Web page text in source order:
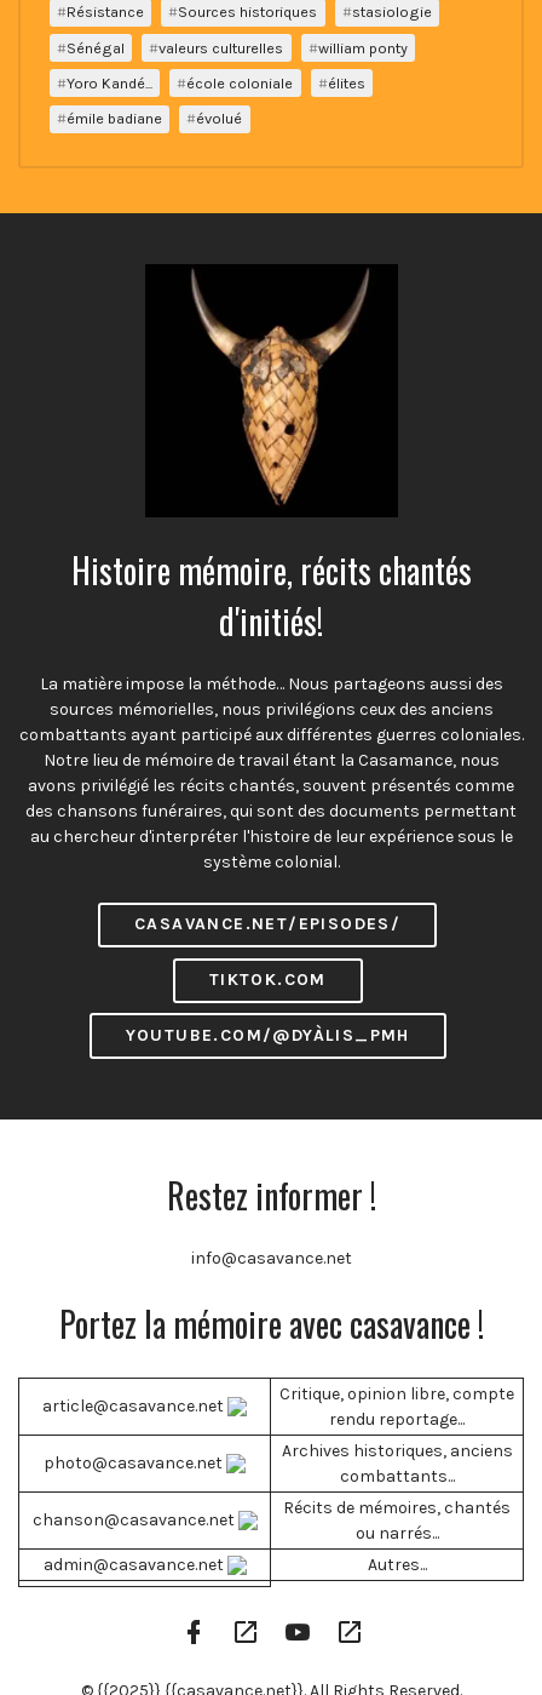
Résistance
Sources historiques
stasiologie
Sénégal
valeurs culturelles
william ponty
Yoro Kandé...
école coloniale
élites
émile badiane
évolué
Histoire mémoire, récits chantés
d'initiés!
La matière impose la méthode… Nous partageons aussi des
sources mémorielles, nous privilégions ceux des anciens
combattants ayant participé aux différentes guerres coloniales.
Notre lieu de mémoire de travail étant la Casamance, nous
avons privilégié les récits chantés, souvent présentés comme
des chansons funéraires, qui sont des documents permettant
au chercheur d'interpréter l'histoire de leur expérience sous le
système colonial.
CASAVANCE.NET/EPISODES/
TIKTOK.COM
YOUTUBE.COM/@DYÀLIS_PMH
Restez informer !
info@casavance.net
Portez la mémoire avec casavance !
article@casavance.net
Critique, opinion libre, compte
rendu reportage...
photo@casavance.net
Archives historiques, anciens
combattants...
chanson@casavance.net
Récits de mémoires, chantés
ou narrés...
admin@casavance.net
Autres...
Facebook
Profile
Google
Play
YouTube
Channel
© {{2025}} {{casavance.net}}. All Rights Reserved.